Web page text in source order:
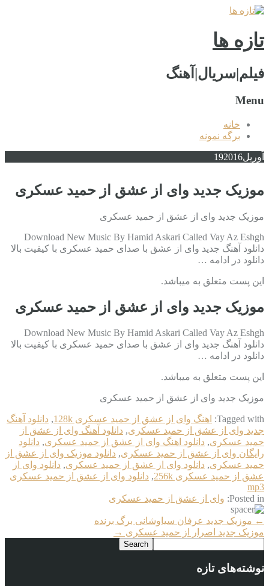
تازه ها
فیلم|سریال|آهنگ
Menu
خانه
برگه نمونه
آوریل 192016
موزیک جدید وای از عشق از حمید عسکری
موزیک جدید وای از عشق از حمید عسکری
Download New Music By Hamid Askari Called Vay Az Eshgh
دانلود آهنگ جدید وای از عشق با صدای حمید عسکری با کیفیت بالا
دانلود در ادامه …
این پست متعلق به میباشد.
موزیک جدید وای از عشق از حمید عسکری
Download New Music By Hamid Askari Called Vay Az Eshgh
دانلود آهنگ جدید وای از عشق با صدای حمید عسکری با کیفیت بالا
دانلود در ادامه …
این پست متعلق به میباشد.
موزیک جدید وای از عشق از حمید عسکری
Tagged with: اهنگ وای از عشق از حمید عسکری 128k , دانلود آهنگ
جدید وای از عشق از حمید عسکری, دانلود آهنگ وای از عشق از
حمید عسکری, دانلود اهنگ وای از عشق از حمید عسکری, دانلود
رایگان وای از عشق از حمید عسکری, دانلود موزیک وای از عشق از
حمید عسکری, دانلود وای از عشق از حمید عسکری, دانلود وای از
عشق از حمید عسکری 256k
, دانلود وای از عشق از حمید عسکری
mp3
Posted in: وای از عشق از حمید عسکری
More
Articles
← موزیک جدید عرفان سیاوشانی برگ برنده
موزیک جدید اصرار از حمید عسکری →
نوشته‌های تازه